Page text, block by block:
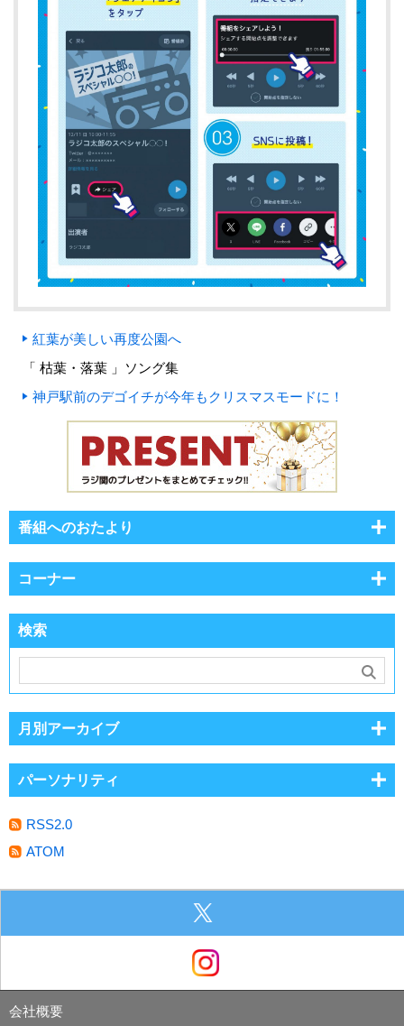
紅葉が美しい再度公園へ
「 枯葉・落葉 」ソング集
神戸駅前のデゴイチが今年もクリスマスモードに！
番組へのおたより
コーナー
検索
月別アーカイブ
パーソナリティ
RSS2.0
ATOM
会社概要